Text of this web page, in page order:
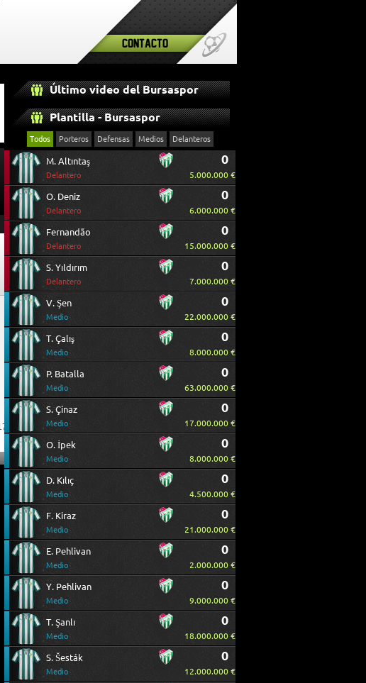
Contacto
Último video del Bursaspor
Plantilla - Bursaspor
Todos Porteros Defensas Medios Delanteros
M. Altıntaş
Delantero
0
5.000.000 €
O. Deniz
Delantero
0
6.000.000 €
Fernandão
Delantero
0
15.000.000 €
S. Yıldırım
Delantero
0
7.000.000 €
V. Şen
Medio
0
22.000.000 €
T. Çalış
Medio
0
8.000.000 €
P. Batalla
Medio
0
63.000.000 €
S. Çinaz
Medio
0
17.000.000 €
O. İpek
Medio
0
8.000.000 €
D. Kılıç
Medio
0
4.500.000 €
F. Kiraz
Medio
0
21.000.000 €
E. Pehlivan
Medio
0
2.000.000 €
Y. Pehlivan
Medio
0
9.000.000 €
T. Şanlı
Medio
0
18.000.000 €
S. Šesták
Medio
0
12.000.000 €